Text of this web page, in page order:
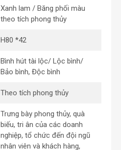
Xanh lam / Băng phối màu
theo tích phong thủy
H80 *42
Bình hút tài lộc/ Lộc bình/
Bảo bình, Độc bình
Theo tích phong thủy
Trưng bày phong thủy, quà
biếu, tri ân của các doanh
nghiệp, tổ chức đến đội ngũ
nhân viên và khách hàng,